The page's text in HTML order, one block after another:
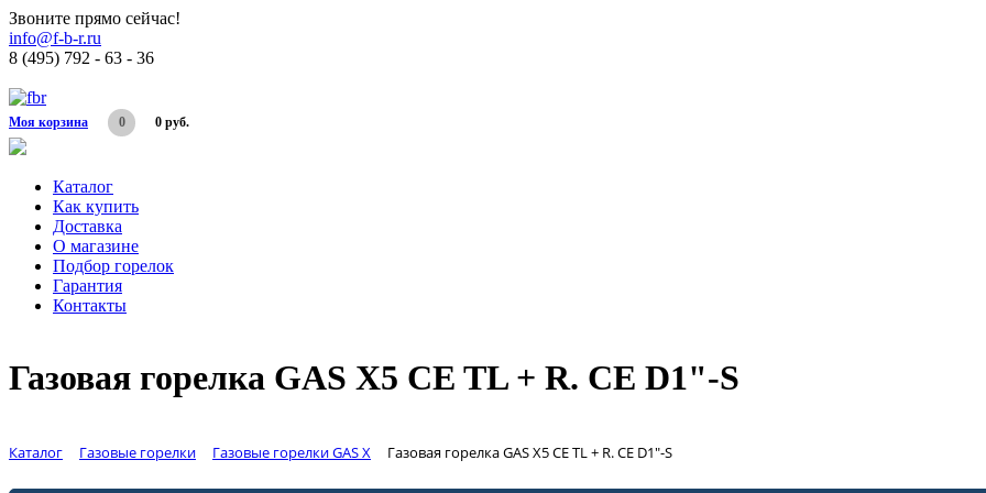
Звоните прямо сейчас!
info@f-b-r.ru
8 (495) 792 - 63 - 36
Моя корзина 0 0 руб.
Каталог
Как купить
Доставка
О магазине
Подбор горелок
Гарантия
Контакты
Газовая горелка GAS X5 CE TL + R. CE D1"-S
Каталог Газовые горелки Газовые горелки GAS X Газовая горелка GAS X5 CE TL + R. CE D1"-S